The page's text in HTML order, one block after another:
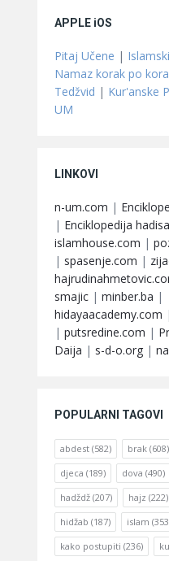
APPLE iOS
Pitaj Učene |
Namaz korak po
Tedžvid | Kur'anske
UM
LINKOVI
n-um.com |
| Enciklopedija hadisa
islamhouse.com |
| spasenje.com |
smajic | minber.ba |
hidayaacademy.com |
| putsredine.com |
Daija | s-d-o.org |
POPULARNI TAGOVI
abdest (582) brak (608)
djeca (189) dova (490)
hadždž (207) hajz (222)
hidžab (187) islam
kako postupiti (236)